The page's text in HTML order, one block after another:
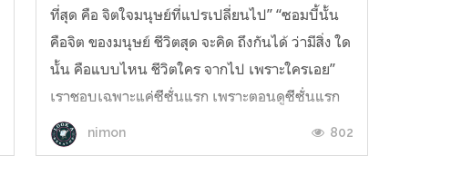
ที่สุด คือ จิตใจมนุษย์ที่แปรเปลี่ยนไป” “ซอมบี้นั้น
คือจิต ของมนุษย์ ชีวิตสุด จะคิด ถึงกันได้ ว่ามีสิ่ง ใด
นั้น คือแบบไหน ชีวิตใคร จากไป เพราะใครเอย”
เราชอบเฉพาะแค่ซีซั่นแรก เพราะตอนดูซีซั่นแรก
จบก็อยากดูซีซั่น 2 แต่พอดูแล้วเรารู้สึกเฉยๆ
ความ...
nimon 802